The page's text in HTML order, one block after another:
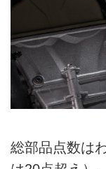
総部品点数は